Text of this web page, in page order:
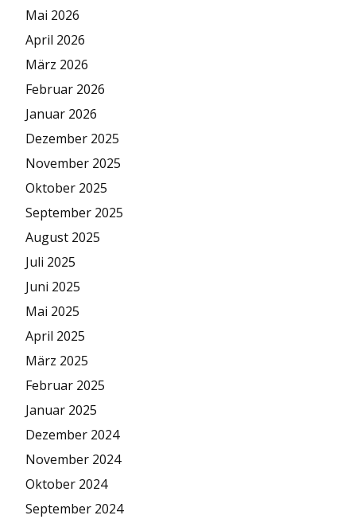
Mai 2026
April 2026
März 2026
Februar 2026
Januar 2026
Dezember 2025
November 2025
Oktober 2025
September 2025
August 2025
Juli 2025
Juni 2025
Mai 2025
April 2025
März 2025
Februar 2025
Januar 2025
Dezember 2024
November 2024
Oktober 2024
September 2024